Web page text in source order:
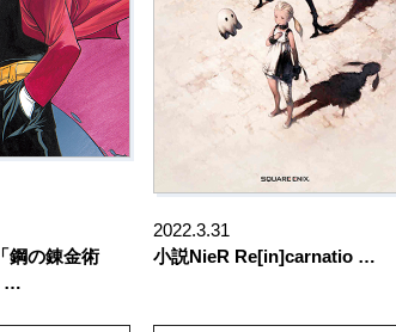
鋼の錬金術
…
2022.3.31
小説NieR Re[in]carnatio …